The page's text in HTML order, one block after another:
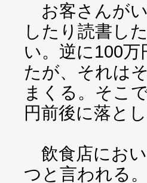
お客さんが
したり読書し
い。逆に100
たが、それは
まくる。そこ
円前後に落とし
飲食店におい
つと言われる